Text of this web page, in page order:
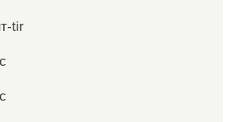
tir